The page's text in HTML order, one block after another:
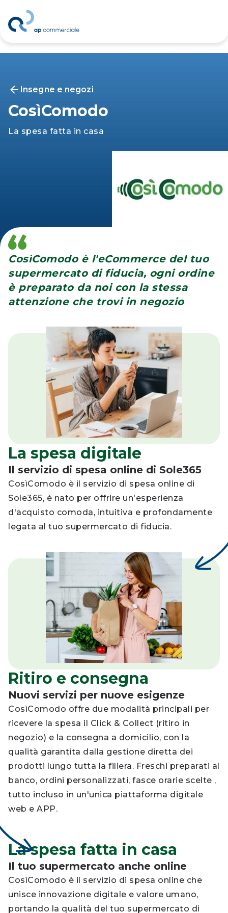
Insegne e negozi
CosìComodo
La spesa fatta in casa
CosìComodo è l'eCommerce del tuo
supermercato di fiducia, ogni ordine
è preparato da noi con la stessa
attenzione che trovi in negozio
La spesa digitale
Il servizio di spesa online di Sole365
CosìComodo è il servizio di spesa online di
Sole365, è nato per offrire un'esperienza
d'acquisto comoda, intuitiva e profondamente
legata al tuo supermercato di fiducia.
Ritiro e consegna
Nuovi servizi per nuove esigenze
CosìComodo offre due modalità principali per
ricevere la spesa il Click & Collect (ritiro in
negozio) e la consegna a domicilio, con la
qualità garantita dalla gestione diretta dei
prodotti lungo tutta la filiera. Freschi preparati al
banco, ordini personalizzati, fasce orarie scelte ,
tutto incluso in un'unica piattaforma digitale
web e APP.
La spesa fatta in casa
Il tuo supermercato anche online
CosìComodo è il servizio di spesa online che
unisce innovazione digitale e valore umano,
portando la qualità del tuo supermercato di